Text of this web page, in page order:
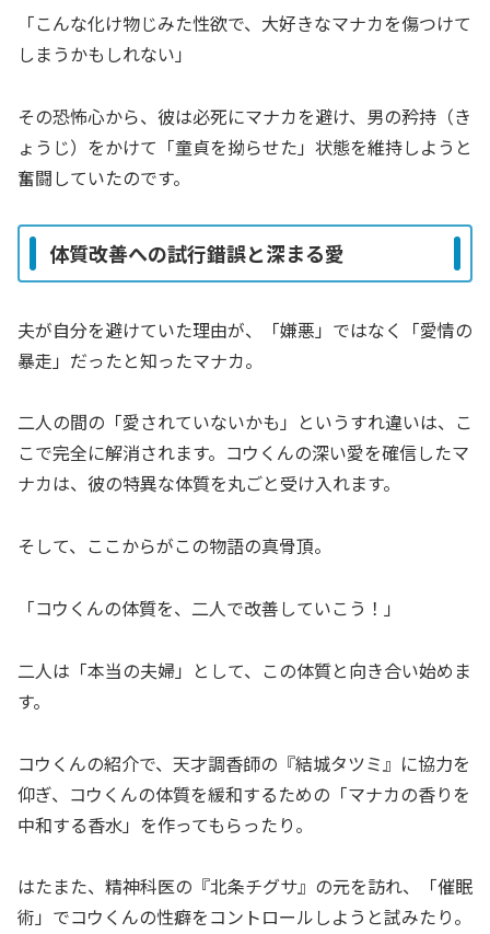
「こんな化け物じみた性欲で、大好きなマナカを傷つけて
しまうかもしれない」
その恐怖心から、彼は必死にマナカを避け、男の矜持（き
ょうじ）をかけて「童貞を拗らせた」状態を維持しようと
奮闘していたのです。
体質改善への試行錯誤と深まる愛
夫が自分を避けていた理由が、「嫌悪」ではなく「愛情の
暴走」だったと知ったマナカ。
二人の間の「愛されていないかも」というすれ違いは、こ
こで完全に解消されます。コウくんの深い愛を確信したマ
ナカは、彼の特異な体質を丸ごと受け入れます。
そして、ここからがこの物語の真骨頂。
「コウくんの体質を、二人で改善していこう！」
二人は「本当の夫婦」として、この体質と向き合い始めま
す。
コウくんの紹介で、天才調香師の『結城タツミ』に協力を
仰ぎ、コウくんの体質を緩和するための「マナカの香りを
中和する香水」を作ってもらったり。
はたまた、精神科医の『北条チグサ』の元を訪れ、「催眠
術」でコウくんの性癖をコントロールしようと試みたり。